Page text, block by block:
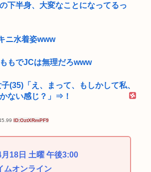
下半身、大変なことになってるっ
ニ水着姿www
ももでJCは無理だろwww
子(35)「え、まって、もしかして私、
ない感じ？」⇒！
ID:OztXRmPF9
18日 土曜 午後3:00
ムオンライン